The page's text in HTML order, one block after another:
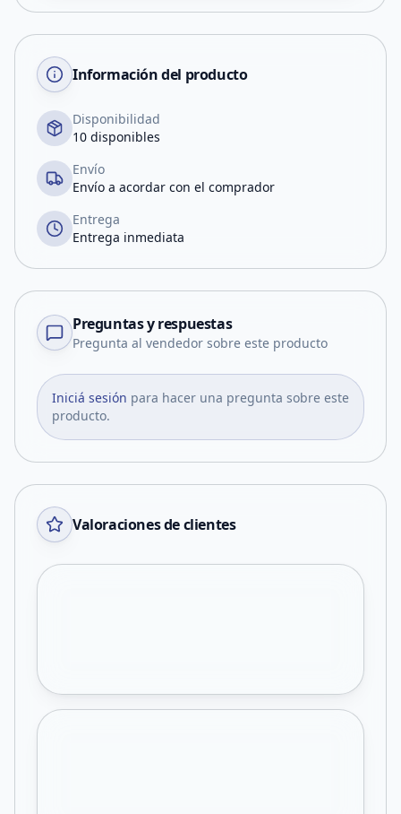
Información del producto
Disponibilidad
10 disponibles
Envío
Envío a acordar con el comprador
Entrega
Entrega inmediata
Preguntas y respuestas
Pregunta al vendedor sobre este producto
Iniciá sesión para hacer una pregunta sobre este
producto.
Valoraciones de clientes